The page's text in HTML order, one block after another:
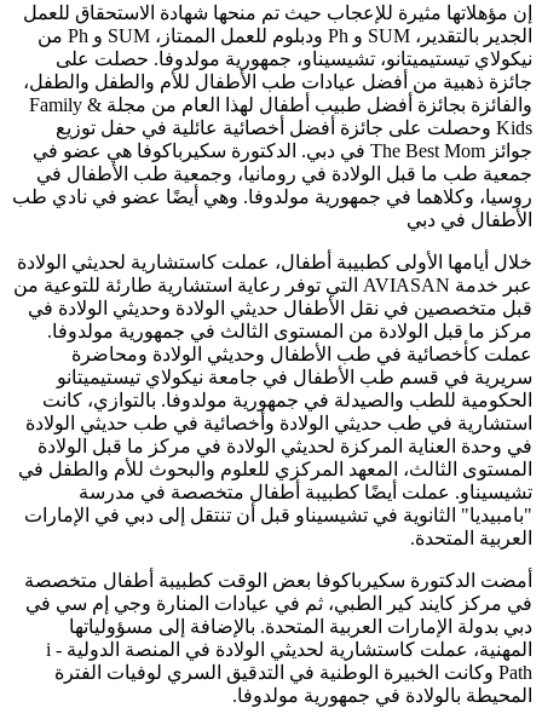
إن مؤهلاتها مثيرة للإعجاب حيث تم منحها شهادة الاستحقاق للعمل
الجدير بالتقدير، SUM و Ph ودبلوم للعمل الممتاز، SUM و Ph من
نيكولاي تيستيميتانو، تشيسيناو، جمهورية مولدوفا. حصلت على
جائزة ذهبية من أفضل عيادات طب الأطفال للأم والطفل والطفل،
والفائزة بجائزة أفضل طبيب أطفال لهذا العام من مجلة Family &
Kids وحصلت على جائزة أفضل أخصائية عائلية في حفل توزيع
جوائز The Best Mom في دبي. الدكتورة سكيرباكوفا هي عضو في
جمعية طب ما قبل الولادة في رومانيا، وجمعية طب الأطفال في
روسيا، وكلاهما في جمهورية مولدوفا. وهي أيضًا عضو في نادي طب
الأطفال في دبي
خلال أيامها الأولى كطبيبة أطفال، عملت كاستشارية لحديثي الولادة
عبر خدمة AVIASAN التي توفر رعاية استشارية طارئة للتوعية من
قبل متخصصين في نقل الأطفال حديثي الولادة وحديثي الولادة في
مركز ما قبل الولادة من المستوى الثالث في جمهورية مولدوفا.
عملت كأخصائية في طب الأطفال وحديثي الولادة ومحاضرة
سريرية في قسم طب الأطفال في جامعة نيكولاي تيستيميتانو
الحكومية للطب والصيدلة في جمهورية مولدوفا. بالتوازي، كانت
استشارية في طب حديثي الولادة وأخصائية في طب حديثي الولادة
في وحدة العناية المركزة لحديثي الولادة في مركز ما قبل الولادة
المستوى الثالث، المعهد المركزي للعلوم والبحوث للأم والطفل في
تشيسيناو. عملت أيضًا كطبيبة أطفال متخصصة في مدرسة
"بامبيديا" الثانوية في تشيسيناو قبل أن تنتقل إلى دبي في الإمارات
العربية المتحدة.
أمضت الدكتورة سكيرباكوفا بعض الوقت كطبيبة أطفال متخصصة
في مركز كايند كير الطبي، ثم في عيادات المنارة وجي إم سي في
دبي بدولة الإمارات العربية المتحدة. بالإضافة إلى مسؤولياتها
المهنية، عملت كاستشارية لحديثي الولادة في المنصة الدولية - i
Path وكانت الخبيرة الوطنية في التدقيق السري لوفيات الفترة
المحيطة بالولادة في جمهورية مولدوفا.